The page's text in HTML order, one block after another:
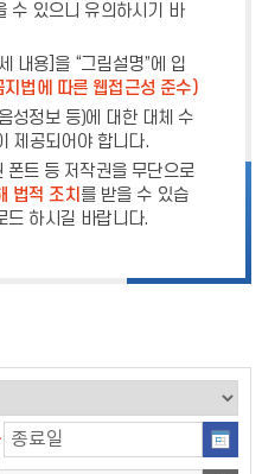
수 있으니 유의하시기 바
내용]을 “그림설명”에 입
지법에 따른 웹접근성 준수)
성정보 등)에 대한 대체 수
제공되어야 합니다.
폰트 등 저작권을 무단으로
법적 조치 를 받을 수 있습
드 하시길 바랍니다.